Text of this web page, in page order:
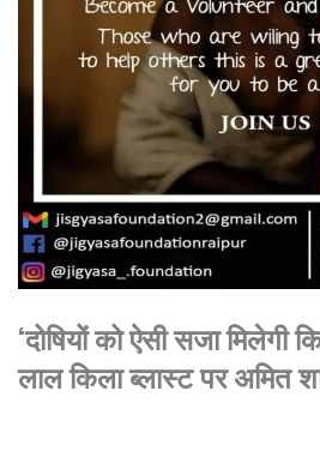
‘दोषियों को ऐसी सजा मिलेगी
लाल किला ब्लास्ट पर अमित